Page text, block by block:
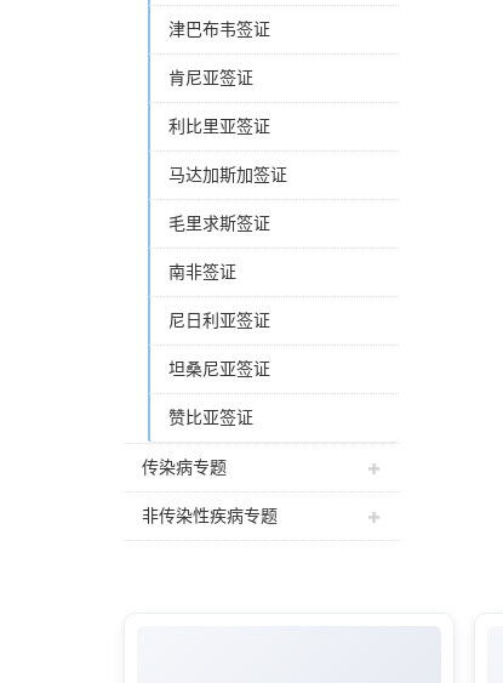
津巴布韦签证
肯尼亚签证
利比里亚签证
马达加斯加签证
毛里求斯签证
南非签证
尼日利亚签证
坦桑尼亚签证
赞比亚签证
传染病专题
非传染性疾病专题